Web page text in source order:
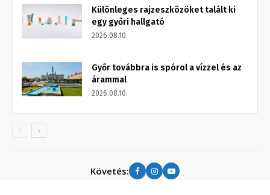
Különleges rajzeszközöket talált ki
egy győri hallgató
2026.08.10.
Győr továbbra is spórol a vízzel és az
árammal
2026.08.10.
Követés: